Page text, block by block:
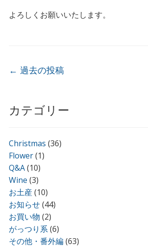
カテゴリー
Christmas (36)
Flower(1)
Q&A(10)
Wine (3)
お土産(10)
お知らせ(44)
お買い物 (2)
がっつり系(6)
その他・番外編(63)
よろしくお願いいたします。
投稿ナビゲーション
← 過去の投稿